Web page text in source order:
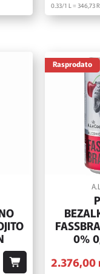
0.33/1 L = 346,73
Rasprodato
0%
2.376,00